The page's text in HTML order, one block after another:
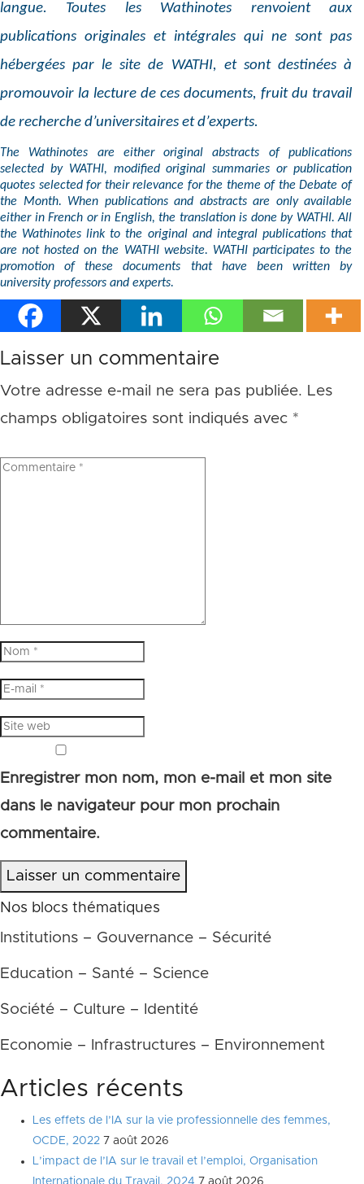
langue. Toutes les Wathinotes renvoient aux
publications originales et intégrales qui ne sont pas
hébergées par le site de WATHI, et sont destinées à
promouvoir la lecture de ces documents, fruit du travail
de recherche d’universitaires et d’experts.
The Wathinotes are either original abstracts of publications
selected by WATHI, modified original summaries or publication
quotes selected for their relevance for the theme of the Debate of
the Month. When publications and abstracts are only available
either in French or in English, the translation is done by WATHI. All
the Wathinotes link to the original and integral publications that
are not hosted on the WATHI website. WATHI participates to the
promotion of these documents that have been written by
university professors and experts.
Laisser un commentaire
Votre adresse e-mail ne sera pas publiée. Les
champs obligatoires sont indiqués avec *
Enregistrer mon nom, mon e-mail et mon site
dans le navigateur pour mon prochain
commentaire.
Laisser un commentaire
Nos blocs thématiques
Institutions – Gouvernance – Sécurité
Education – Santé – Science
Société – Culture – Identité
Economie – Infrastructures – Environnement
Articles récents
Les effets de l’IA sur la vie professionnelle des femmes,
OCDE, 2022 7 août 2026
L’impact de l’IA sur le travail et l’emploi, Organisation
Internationale du Travail, 2024 7 août 2026